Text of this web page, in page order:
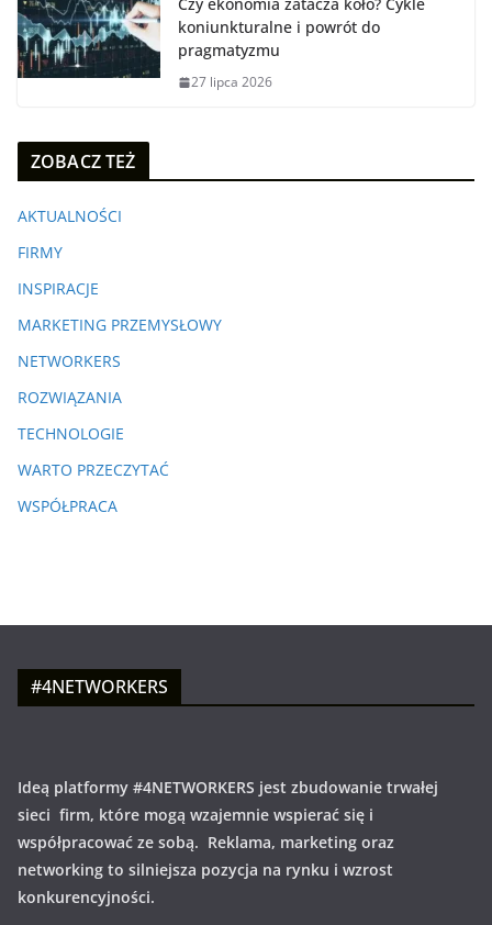
koniunkturalne i powrót do
pragmatyzmu
27 lipca 2026
ZOBACZ TEŻ
AKTUALNOŚCI
FIRMY
INSPIRACJE
MARKETING PRZEMYSŁOWY
NETWORKERS
ROZWIĄZANIA
TECHNOLOGIE
WARTO PRZECZYTAĆ
WSPÓŁPRACA
#4NETWORKERS
Ideą platformy #4NETWORKERS jest zbudowanie trwałej
sieci firm, które mogą wzajemnie wspierać się i
współpracować ze sobą. Reklama, marketing oraz
networking to silniejsza pozycja na rynku i wzrost
konkurencyjności.